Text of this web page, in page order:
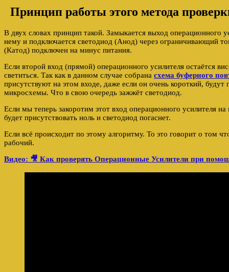
Принцип работы этого метода
В двух словах принцип такой. Замыкается выход операционного
нему и подключается светодиод (Анод) через ограничивающий
(Катод) подключен на минус питания.
Если второй вход (прямой) операционного усилителя остаётся
светиться. Так как в данном случае собрана схема буферного
присутствуют на этом входе, даже если он очень короткий, будут
микросхемы. Что в свою очередь зажжёт светодиод.
Если мы теперь закоротим этот вход операционного усилителя
будет присутствовать ноль и светодиод погаснет.
Если всё происходит по этому алгоритму. То это говорит о том
рабочий.
Видео: 🎥 Как проверять Операционные Усилители при